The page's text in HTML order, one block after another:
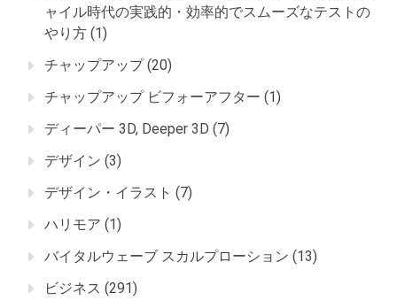
ャイル時代の実践的・効率的でスムーズなテストの
やり方 (1)
チャップアップ(20)
チャップアップ ビフォーアフター (1)
ディーパー 3D, Deeper 3D (7)
デザイン (3)
デザイン・イラスト (7)
ハリモア (1)
バイタルウェーブ スカルプローション (13)
ビジネス (291)